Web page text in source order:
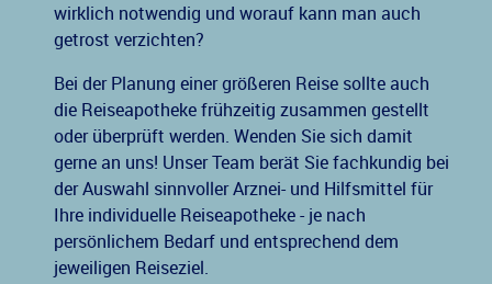
wirklich notwendig und worauf kann man auch
getrost verzichten?
Bei der Planung einer größeren Reise sollte auch
die Reiseapotheke frühzeitig zusammen gestellt
oder überprüft werden. Wenden Sie sich damit
gerne an uns! Unser Team berät Sie fachkundig bei
der Auswahl sinnvoller Arznei- und Hilfsmittel für
Ihre individuelle Reiseapotheke - je nach
persönlichem Bedarf und entsprechend dem
jeweiligen Reiseziel.